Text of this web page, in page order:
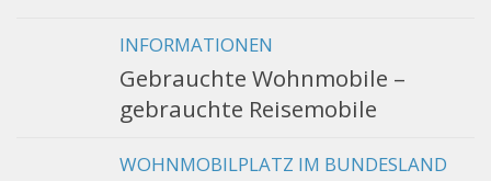
INFORMATIONEN
Gebrauchte Wohnmobile –
gebrauchte Reisemobile
WOHNMOBILPLATZ IM BUNDESLAND